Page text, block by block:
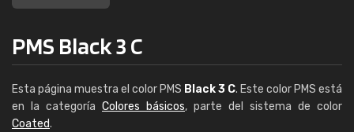
PMS Black 3 C
Esta página muestra el color PMS Black 3 C. Este color PMS está
en la categoría Colores básicos, parte del sistema de color
Coated.